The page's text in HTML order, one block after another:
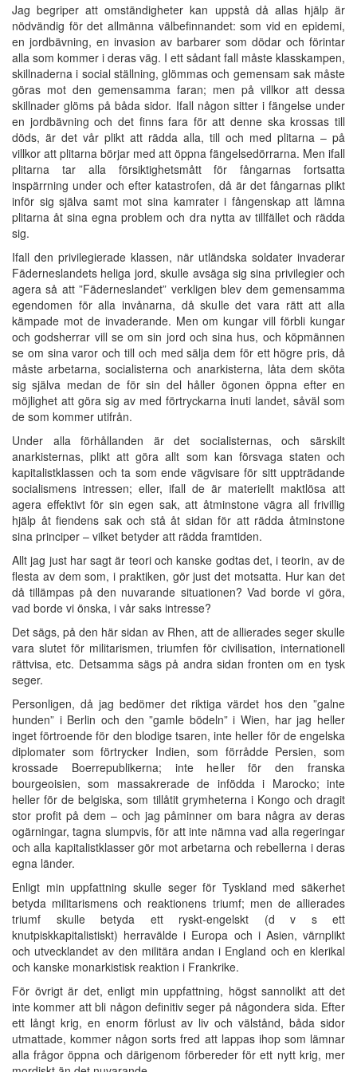
Jag begriper att omständigheter kan uppstå då allas hjälp är
nödvändig för det allmänna välbefinnandet: som vid en epidemi,
en jordbävning, en invasion av barbarer som dödar och förintar
alla som kommer i deras väg. I ett sådant fall måste klasskampen,
skillnaderna i social ställning, glömmas och gemensam sak måste
göras mot den gemensamma faran; men på villkor att dessa
skillnader glöms på båda sidor. Ifall någon sitter i fängelse under
en jordbävning och det finns fara för att denne ska krossas till
döds, är det vår plikt att rädda alla, till och med plitarna – på
villkor att plitarna börjar med att öppna fängelsedörrarna. Men ifall
plitarna tar alla försiktighetsmått för fångarnas fortsatta
inspärrning under och efter katastrofen, då är det fångarnas plikt
inför sig själva samt mot sina kamrater i fångenskap att lämna
plitarna åt sina egna problem och dra nytta av tillfället och rädda
sig.
Ifall den privilegierade klassen, när utländska soldater invaderar
Fäderneslandets heliga jord, skulle avsäga sig sina privilegier och
agera så att ”Fäderneslandet” verkligen blev dem gemensamma
egendomen för alla invånarna, då skulle det vara rätt att alla
kämpade mot de invaderande. Men om kungar vill förbli kungar
och godsherrar vill se om sin jord och sina hus, och köpmännen
se om sina varor och till och med sälja dem för ett högre pris, då
måste arbetarna, socialisterna och anarkisterna, låta dem sköta
sig själva medan de för sin del håller ögonen öppna efter en
möjlighet att göra sig av med förtryckarna inuti landet, såväl som
de som kommer utifrån.
Under alla förhållanden är det socialisternas, och särskilt
anarkisternas, plikt att göra allt som kan försvaga staten och
kapitalistklassen och ta som ende vägvisare för sitt uppträdande
socialismens intressen; eller, ifall de är materiellt maktlösa att
agera effektivt för sin egen sak, att åtminstone vägra all frivillig
hjälp åt fiendens sak och stå åt sidan för att rädda åtminstone
sina principer – vilket betyder att rädda framtiden.
Allt jag just har sagt är teori och kanske godtas det, i teorin, av de
flesta av dem som, i praktiken, gör just det motsatta. Hur kan det
då tillämpas på den nuvarande situationen? Vad borde vi göra,
vad borde vi önska, i vår saks intresse?
Det sägs, på den här sidan av Rhen, att de allierades seger skulle
vara slutet för militarismen, triumfen för civilisation, internationell
rättvisa, etc. Detsamma sägs på andra sidan fronten om en tysk
seger.
Personligen, då jag bedömer det riktiga värdet hos den ”galne
hunden” i Berlin och den ”gamle bödeln” i Wien, har jag heller
inget förtroende för den blodige tsaren, inte heller för de engelska
diplomater som förtrycker Indien, som förrådde Persien, som
krossade Boerrepublikerna; inte heller för den franska
bourgeoisien, som massakrerade de infödda i Marocko; inte
heller för de belgiska, som tillåtit grymheterna i Kongo och dragit
stor profit på dem – och jag påminner om bara några av deras
ogärningar, tagna slumpvis, för att inte nämna vad alla regeringar
och alla kapitalistklasser gör mot arbetarna och rebellerna i deras
egna länder.
Enligt min uppfattning skulle seger för Tyskland med säkerhet
betyda militarismens och reaktionens triumf; men de allierades
triumf skulle betyda ett ryskt-engelskt (d v s ett
knutpiskkapitalistiskt) herravälde i Europa och i Asien, värnplikt
och utvecklandet av den militära andan i England och en klerikal
och kanske monarkistisk reaktion i Frankrike.
För övrigt är det, enligt min uppfattning, högst sannolikt att det
inte kommer att bli någon definitiv seger på någondera sida. Efter
ett långt krig, en enorm förlust av liv och välstånd, båda sidor
utmattade, kommer någon sorts fred att lappas ihop som lämnar
alla frågor öppna och därigenom förbereder för ett nytt krig, mer